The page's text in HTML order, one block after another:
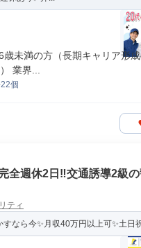
歳未満の方（長期キャリア形
業界...
個
全週休2日‼交通誘導2級
ティ
なら今✨月収40万円以上可✨土日